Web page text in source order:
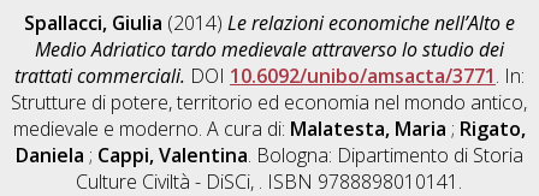
Spallacci, Giulia (2014) Le relazioni economiche nell’Alto e
Medio Adriatico tardo medievale attraverso lo studio dei
trattati commerciali. DOI 10.6092/unibo/amsacta/3771. In:
Strutture di potere, territorio ed economia nel mondo antico,
medievale e moderno. A cura di: Malatesta, Maria ; Rigato,
Daniela ; Cappi, Valentina. Bologna: Dipartimento di Storia
Culture Civiltà - DiSCi, . ISBN 9788898010141.